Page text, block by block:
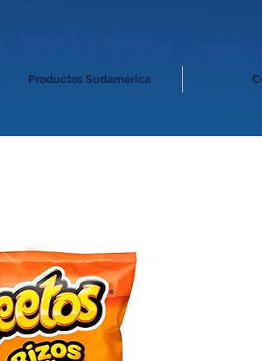
Productos Sudamérica